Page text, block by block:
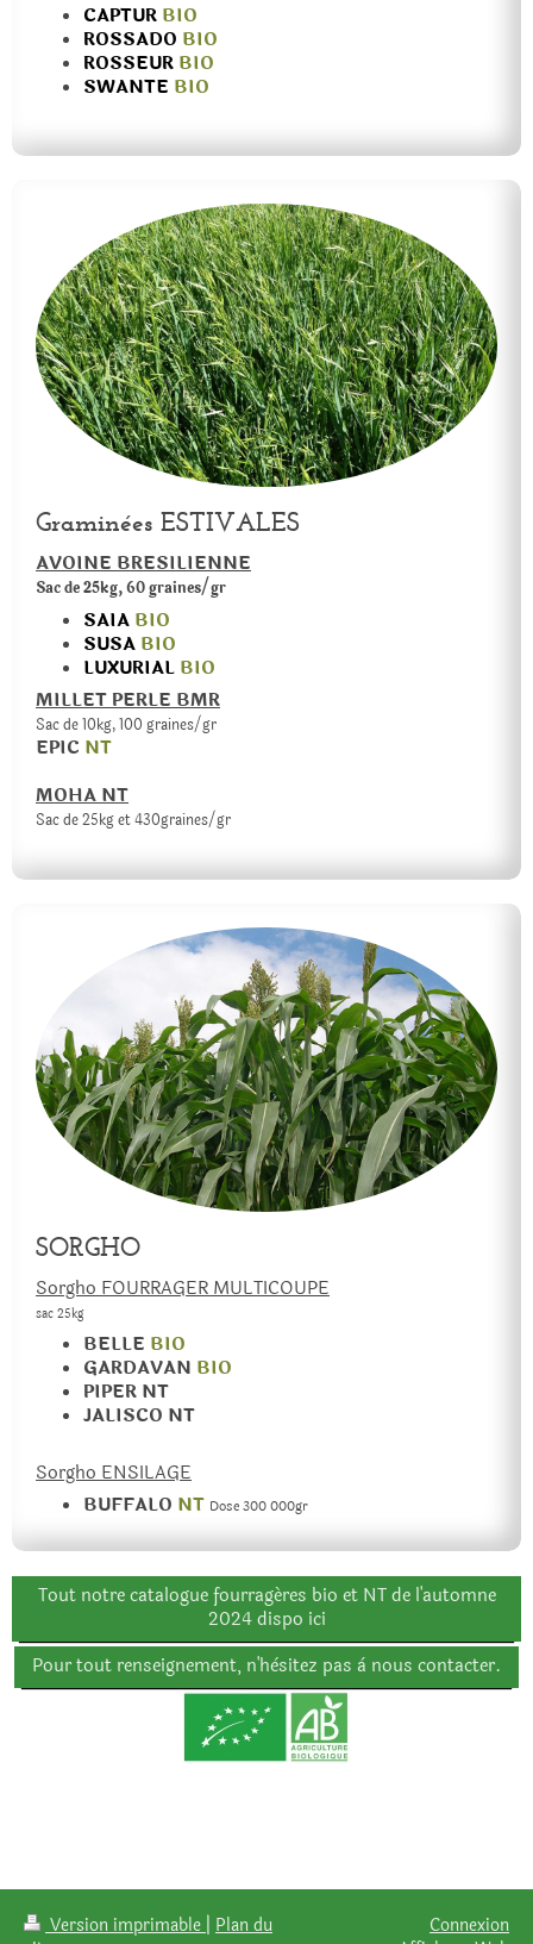
CAPTUR BIO
ROSSADO BIO
ROSSEUR BIO
SWANTE BIO
Graminées ESTIVALES
AVOINE BRESILIENNE
Sac de 25kg, 60 graines/gr
SAIA BIO
SUSA BIO
LUXURIAL BIO
MILLET PERLE BMR
Sac de 10kg, 100 graines/gr
EPIC NT
MOHA NT
Sac de 25kg et 430graines/gr
SORGHO
Sorgho FOURRAGER MULTICOUPE
sac 25kg
BELLE BIO
GARDAVAN BIO
PIPER NT
JALISCO NT
Sorgho ENSILAGE
BUFFALO NT Dose 300 000gr
Tout notre catalogue fourragéres bio et NT de l'automne
2024 dispo ici
Pour tout renseignement, n'hèsitez pas à nous contacter.
Version imprimable Plan du
Connexion